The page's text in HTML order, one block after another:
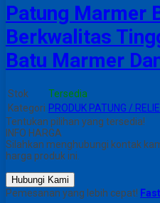
Patung Marmer
Berkwalitas
Batu Marmer
Stok
Tersedia
Kategori PRODUK PATUNG /
Tentukan pilihan yang tersedia!
INFO HARGA
Silahkan menghubungi kontak
harga produk ini.
Hubungi Kami
Pemesanan yang lebih cepat!